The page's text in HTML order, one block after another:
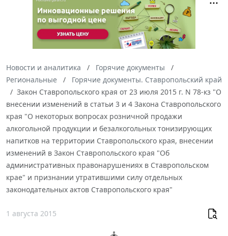
Новости и аналитика
Горячие документы
Региональные
Горячие документы. Ставропольский край
Закон Ставропольского края от 23 июля 2015 г. N 78-кз "О
внесении изменений в статьи 3 и 4 Закона Ставропольского
края "О некоторых вопросах розничной продажи
алкогольной продукции и безалкогольных тонизирующих
напитков на территории Ставропольского края, внесении
изменений в Закон Ставропольского края "Об
административных правонарушениях в Ставропольском
крае" и признании утратившими силу отдельных
законодательных актов Ставропольского края"
1 августа 2015